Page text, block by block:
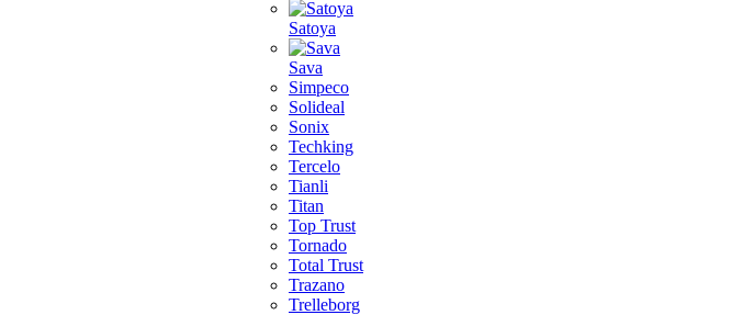
Satoya
Sava
Simpeco
Solideal
Sonix
Techking
Tercelo
Tianli
Titan
Top Trust
Tornado
Total Trust
Trazano
Trelleborg